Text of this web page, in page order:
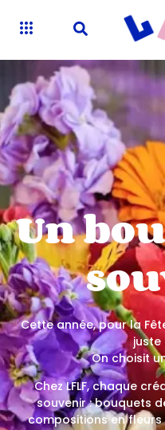
Un
Cette année, pour la
juste
On choisit
Chez LFLF, chaque
souvenir : bouquets
compositions en